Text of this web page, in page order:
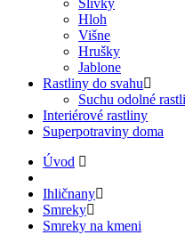
Hloh
Višne
Hrušky
Jablone
Rastliny do svahu
Suchu odolné
Interiérové rastliny
Superpotraviny doma
Úvod
Ihličnany
Smreky
Smreky na kmeni